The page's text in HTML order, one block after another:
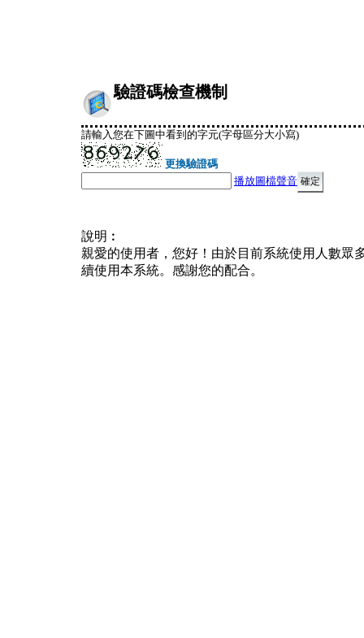
驗證碼檢查機制
請輸入您在下圖中看到的字元(字母區分大小寫)
更換驗證碼
播放圖檔聲音
說明︰
親愛的使用者，您好！由於目前系統使用人數眾
續使用本系統。感謝您的配合。